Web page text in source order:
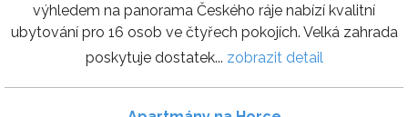
výhledem na panorama Českého ráje nabízí kvalitní
ubytování pro 16 osob ve čtyřech pokojích. Velká zahrada
poskytuje dostatek... zobrazit detail